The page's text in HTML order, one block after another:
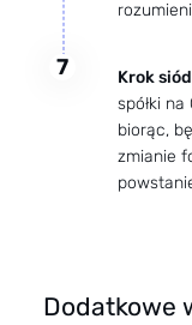
7 Krok
spółki
biorąc,
zmianie
Dodatkowe